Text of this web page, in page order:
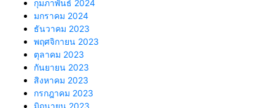
กุมภาพันธ์ 2024
มกราคม 2024
ธันวาคม 2023
พฤศจิกายน 2023
ตุลาคม 2023
กันยายน 2023
สิงหาคม 2023
กรกฎาคม 2023
มิถุนายน 2023